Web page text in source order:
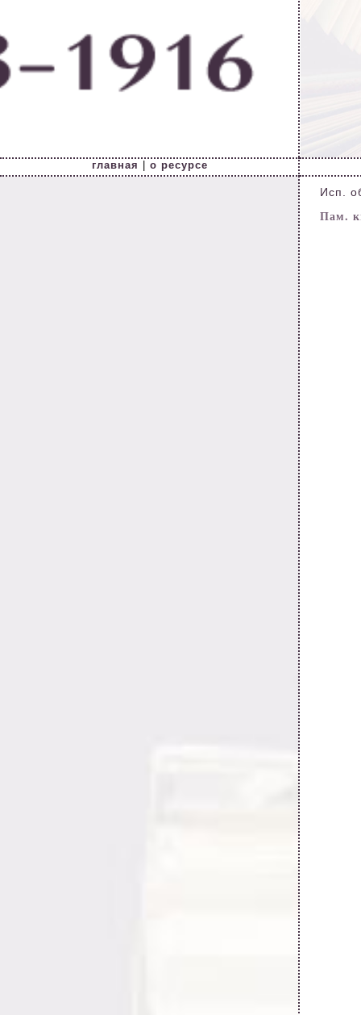
главная |о ресурсе
Исп.
Пам.